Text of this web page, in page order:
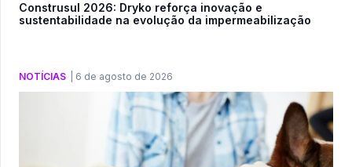
Construsul 2026: Dryko reforça inovação e
sustentabilidade na evolução da impermeabilização
NOTÍCIAS 6 de agosto de 2026